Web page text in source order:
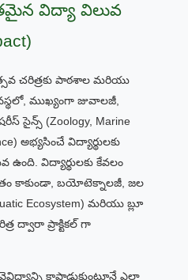
విద్యా విలువ
చరిత్రకు పాఠశాల మరియు
ముఖ్యంగా జువాలజీ,
(Zoology, Marine
అభ్యసించే విద్యార్థులకు
విద్యార్థులకు కేవలం
కాకుండా, బయోటెక్నాలజీ, జల
Ecosystem) మరియు బ్లూ
ద్వారా ప్రాక్టికల్ గా
కాపాడుకుంటూనే ఎలా